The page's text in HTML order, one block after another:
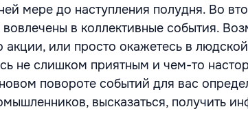
мере до наступления полудня. Во
в коллективные события.
акции, или просто окажетесь в
не слишком приятным и чем-то
повороте событий для вас
высказаться, получить